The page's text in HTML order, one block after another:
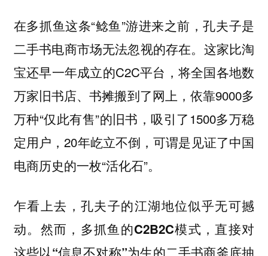
在多抓鱼这条“鲶鱼”游进来之前，孔夫子是
二手书电商市场无法忽视的存在。这家比淘
宝还早一年成立的C2C平台，将全国各地数
万家旧书店、书摊搬到了网上，依靠9000多
万种“仅此有售”的旧书，吸引了1500多万稳
定用户，20年屹立不倒，可谓是见证了中国
电商历史的一枚“活化石”。
乍看上去，孔夫子的江湖地位似乎无可撼
动。 然而，多抓鱼的C2B2C模式，直接对
这些以“信息不对称”为生的二手书商釜底抽